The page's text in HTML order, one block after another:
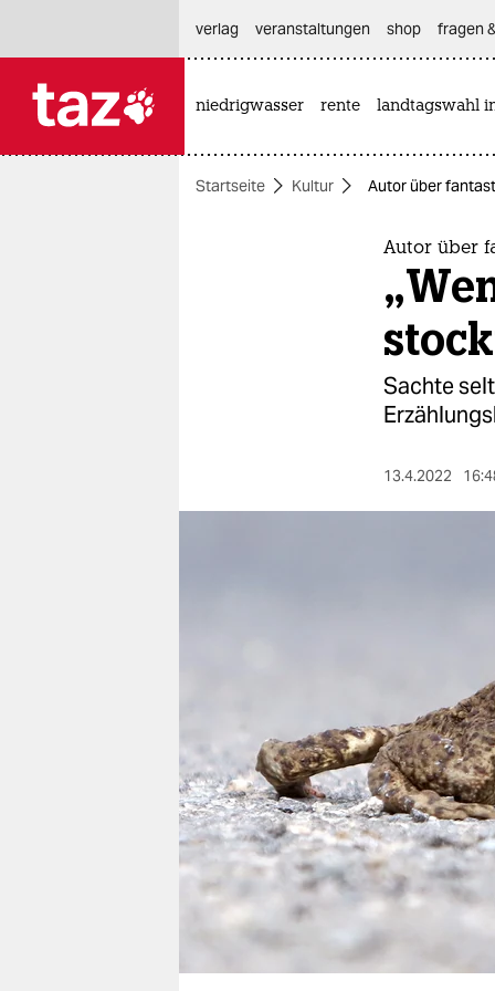
themen
veranstaltungen
shop
fragen & hilfe
unterstützen
genossenschaft
verlag
veranstaltungen shop fragen
niedrigwasser rente landtagswahl
Startseite Kultur Autor über
Autor über
Sachte
13.4.2022